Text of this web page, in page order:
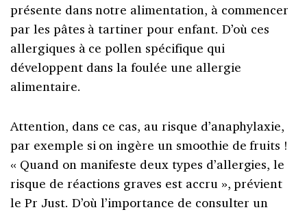
présente dans notre alimentation, à commencer
par les pâtes à tartiner pour enfant. D’où ces
allergiques à ce pollen spécifique qui
développent dans la foulée une allergie
alimentaire.
Attention, dans ce cas, au risque d’anaphylaxie,
par exemple si on ingère un smoothie de fruits !
« Quand on manifeste deux types d’allergies, le
risque de réactions graves est accru », prévient
le Pr Just. D’où l’importance de consulter un